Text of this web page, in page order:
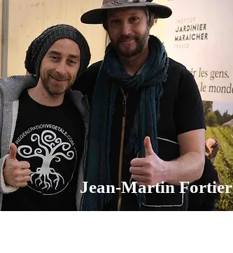
Jean-Martin Fortier